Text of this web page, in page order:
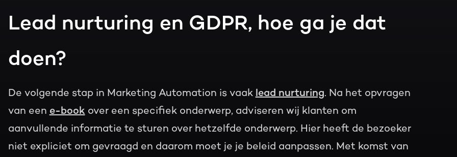
Lead nurturing en GDPR, hoe ga je dat
doen?
De volgende stap in Marketing Automation is vaak lead nurturing. Na het opvragen
van een e-book over een specifiek onderwerp, adviseren wij klanten om
aanvullende informatie te sturen over hetzelfde onderwerp. Hier heeft de bezoeker
niet expliciet om gevraagd en daarom moet je je beleid aanpassen. Met komst van